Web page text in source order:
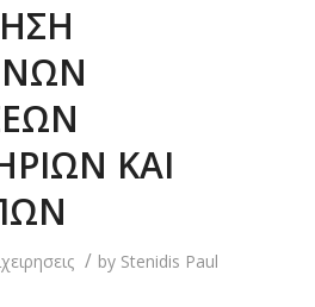
ΚΑΙ
/ by Stenidis Paul